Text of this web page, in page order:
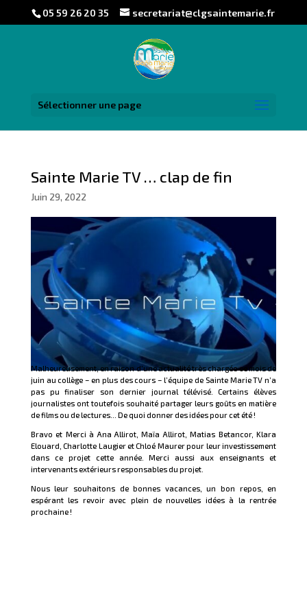
05 59 26 20 35 secretariat@clgsaintemarie.fr
Sélectionner une page
Sainte Marie TV … clap de fin
Juin 29, 2022
Malheureusement, en raison d’une actualité très chargée ce mois de
juin au collège – en plus des cours – l’équipe de Sainte Marie TV n’a
pas pu finaliser son dernier journal télévisé. Certains élèves
journalistes ont toutefois souhaité partager leurs goûts en matière
de films ou de lectures… De quoi donner des idées pour cet été !
Bravo et Merci à Ana Allirot, Maïa Allirot, Matias Betancor, Klara
Elouard, Charlotte Laugier et Chloé Maurer pour leur investissement
dans ce projet cette année. Merci aussi aux enseignants et
intervenants extérieurs responsables du projet.
Nous leur souhaitons de bonnes vacances, un bon repos, en
espérant les revoir avec plein de nouvelles idées à la rentrée
prochaine !